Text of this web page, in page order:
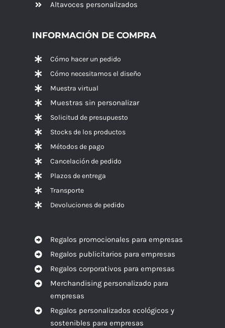
Altavoces personalizados
INFORMACIÓN DE COMPRA
Cómo hacer un pedido
Cómo necesitamos el diseño
Muestra virtual
Muestras sin personalizar
Solicitud de presupuesto
Stocks de los productos
Métodos de pago
Cancelación de pedido
Plazos de entrega
Transporte
Devoluciones de pedido
Regalos promocionales para empresas
Regalos publicitarios para empresas
Regalos corporativos para empresas
Merchandising personalizado para
empresas
Regalos personalizados ecológicos y
sostenibles para empresas